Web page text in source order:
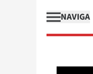
NAVIGA